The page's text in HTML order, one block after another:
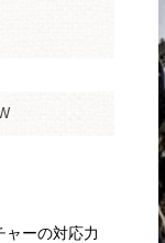
ャーの対応力